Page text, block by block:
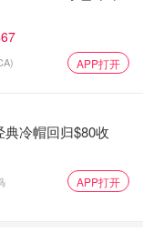
APP打开
冷帽回归$80收
APP打开